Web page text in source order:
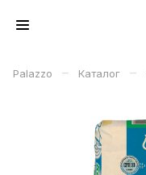
Palazzo – Каталог –